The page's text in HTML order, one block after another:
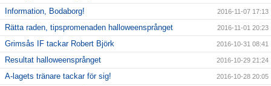
Information, Bodaborg! 2016-11-07 17:13
Rätta raden, tipspromenaden halloweensprånget 2016-11-01 20:23
Grimsås IF tackar Robert Björk 2016-10-31 08:41
Resultat halloweensprånget 2016-10-29 21:24
A-lagets tränare tackar för sig! 2016-10-28 20:05